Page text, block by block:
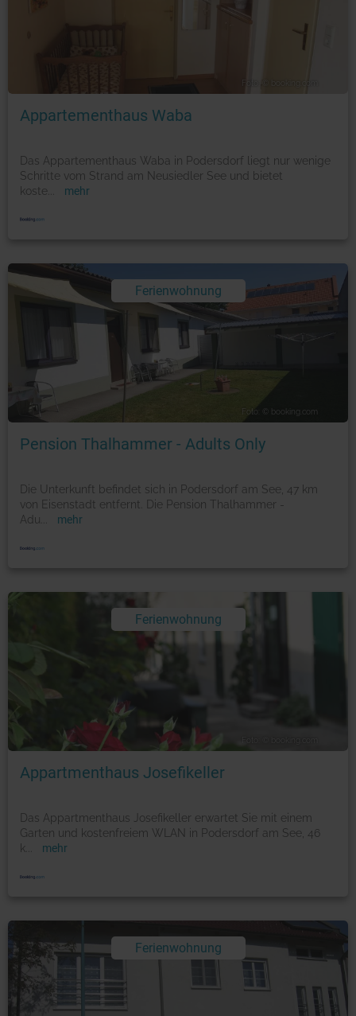
Appartementhaus Waba
Das Appartementhaus Waba in Podersdorf liegt nur wenige
Schritte vom Strand am Neusiedler See und bietet
koste
mehr
Ferienwohnung
Foto: © booking.com
Pension Thalhammer - Adults Only
Die Unterkunft befindet sich in Podersdorf am See, 47 km
von Eisenstadt entfernt. Die Pension Thalhammer -
Adu
mehr
Ferienwohnung
Appartmenthaus Josefikeller
Das Appartmenthaus Josefikeller erwartet Sie mit einem
Garten und kostenfreiem WLAN in Podersdorf am See, 46
k
mehr
Ferienwohnung